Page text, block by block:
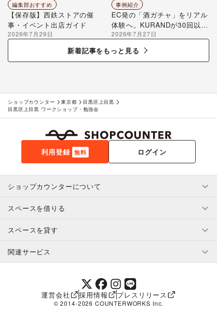
編集部おすすめ
【保存版】西鉄ストアの催
事・イベント出店ガイド
2026年7月29日
事例紹介
EC発の「酒ガチャ」をリアル
体験へ。KURANDが30回以上
のポップアップ出店で届け
る“新しいお酒との出会い”
2026年7月27日
新着記事をもっと見る
ショップカウンター 東京都
目黒区上目黒
目黒区上目黒 ワークショップ・勉強会
利用登録 無料 ログイン
ショップカウンターについて
利用規約・ガイドライン
特定商取引法に基づく表示
補償プログラム
スペースを借りる
スペースを借りたい人へ
ユーザー利用規約
提携パートナー
スペースを貸す
スペースを貸したい方へ
オーナー利用規約
関連サービス
SHOPCOUNTER MAGAZINE
ショップカウンターエンタープライズ
ショップカウンター常設
運営会社 採用情報 プレスリリース
© 2014-2026 COUNTERWORKS Inc.